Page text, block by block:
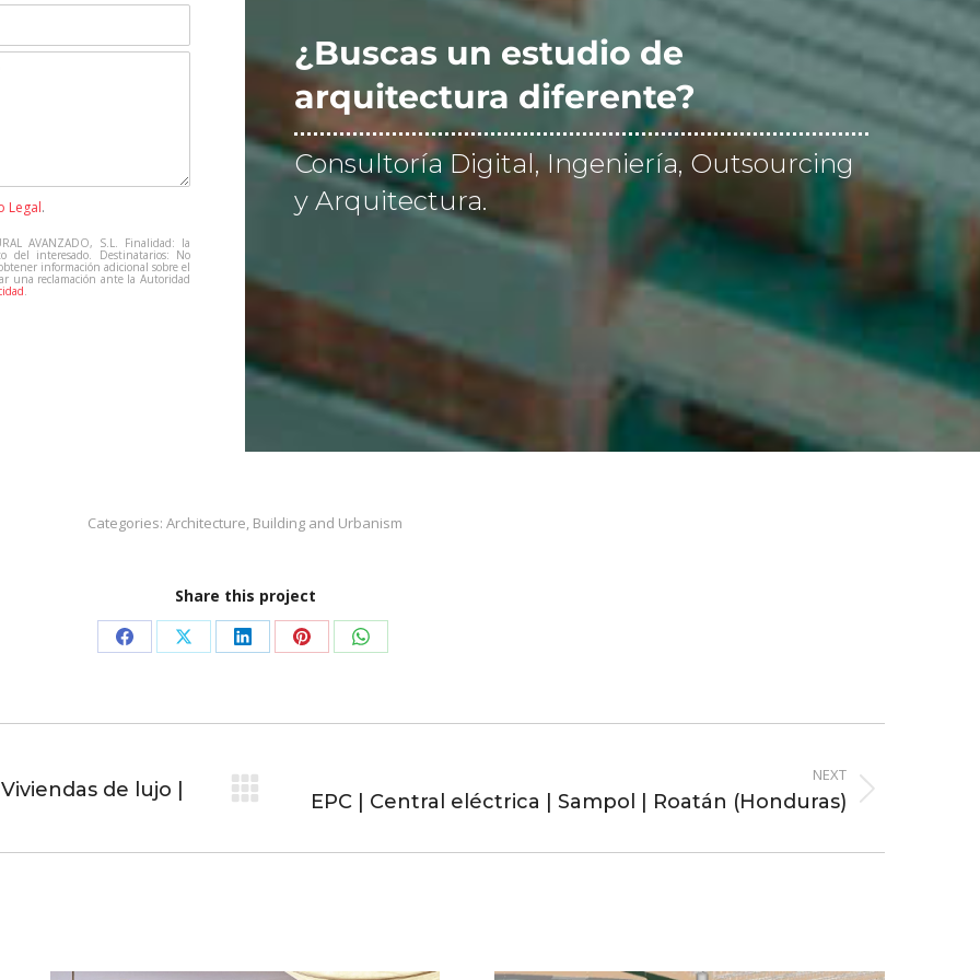
Legal.
AVANZADO, S.L. Finalidad: la
del interesado. Destinatarios: No
información adicional sobre el
una reclamación ante la Autoridad
.
¿Buscas un estudio de
arquitectura diferente?
Consultoría Digital, Ingeniería, Outsourcing
y Arquitectura.
Categories: Architecture, Building and Urbanism
Share this project
Share
Facebook
Share
X
Share
LinkedIn
Share
Pinterest
Share
WhatsApp
de lujo |
NEXT
Next
EPC | Central eléctrica | Sampol | Roatán (Honduras)